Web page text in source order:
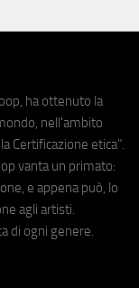
ha ottenuto la
nell'ambito
Certificazione etica".
vanta un primato:
e appena può, lo
agli artisti.
di ogni genere.